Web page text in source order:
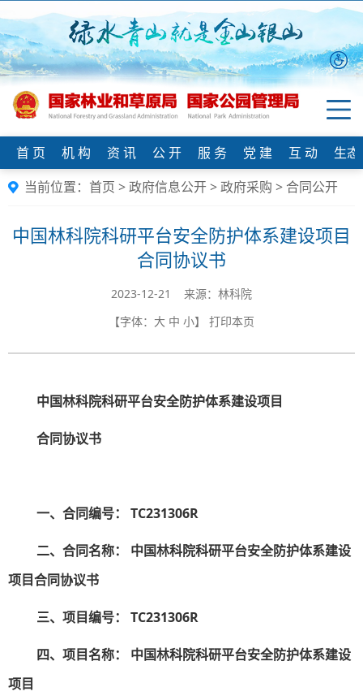
首 页 机 构 资 讯 公 开 服 务 党 建 互 动
生
当前位置： 首页 >政府信息公开>政府采购 > 合同公开
中国林科院科研平台安全防护体系建设项目
合同协议书
2023-12-21 来源：林科院
【字体： 大 中 小】 打印本页
中国林科院科研平台安全防护体系建设项目
合同协议书
一、合同编号： TC231306R
二、合同名称：
中国林科院科研平台安全防护体系建设
项目合同协议书
三、项目编号： TC231306R
四、项目名称：
中国林科院科研平台安全防护体系建设
项目